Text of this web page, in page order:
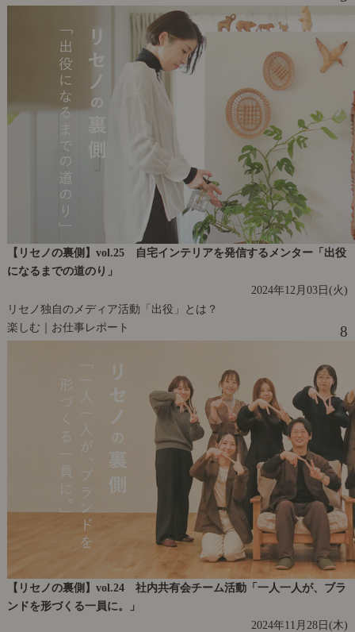
【リセノの裏側】vol.25 自宅インテリアを発信するメンター「出役
になるまでの道のり」
2024年12月03日(火)
リセノ独自のメディア活動「出役」とは？
楽しむ｜お仕事レポート
8
【リセノの裏側】vol.24 社内共有会チーム活動「一人一人が、ブラ
ンドを形づくる一員に。」
2024年11月28日(木)